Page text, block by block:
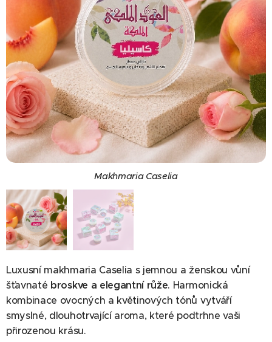
Makhmaria Caselia
Luxusní makhmaria Caselia s jemnou a ženskou vůní
šťavnaté broskve a elegantní růže. Harmonická
kombinace ovocných a květinových tónů vytváří
smyslné, dlouhotrvající aroma, které podtrhne vaši
přirozenou krásu.